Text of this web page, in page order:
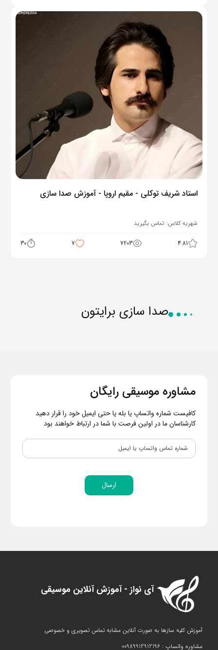
استاد شریف توکلی - مقیم اروپا - آموزش صدا سازی
شهریه کلاس: تماس بگیرید
4.81
7203
7
30
صدا سازی برایتون
مشاوره موسیقی رایگان
کافیست شماره واتساپ یا بله یا حتی ایمیل خود را قرار دهید
کارشناسان ما در اولین فرصت با شما در ارتباط خواهند بود
ارسال
آی نواز - آموزش آنلاین موسیقی
آموزش کلیه سازها به صورت آنلاین مشابه تماس تصویری و خصوصی
مشاوره واتساپ : 00989912912196